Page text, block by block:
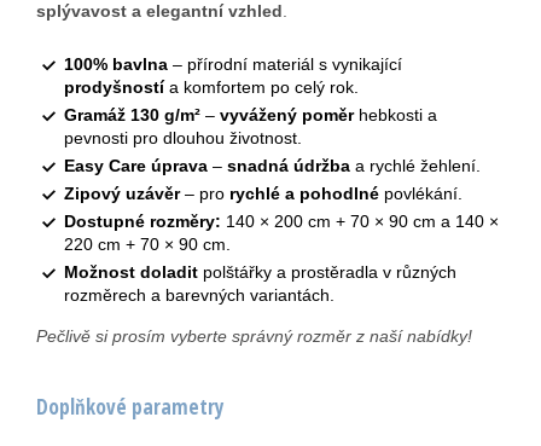
splývavost a elegantní vzhled.
100% bavlna – přírodní materiál s vynikající
prodyšnostía komfortem po celý rok.
Gramáž 130 g/m² – vyvážený poměrhebkosti a
pevnosti pro dlouhou životnost.
Easy Care úprava – snadná údržba a rychlé žehlení.
Zipový uzávěr– pro rychlé a pohodlné povlékání.
Dostupné rozměry: 140 × 200 cm + 70 × 90 cm a 140 ×
220 cm + 70 × 90 cm.
Možnost doladit polštářky a prostěradla v různých
rozměrech a barevných variantách.
Pečlivě si prosím vyberte správný rozměr z naší nabídky!
Doplňkové parametry